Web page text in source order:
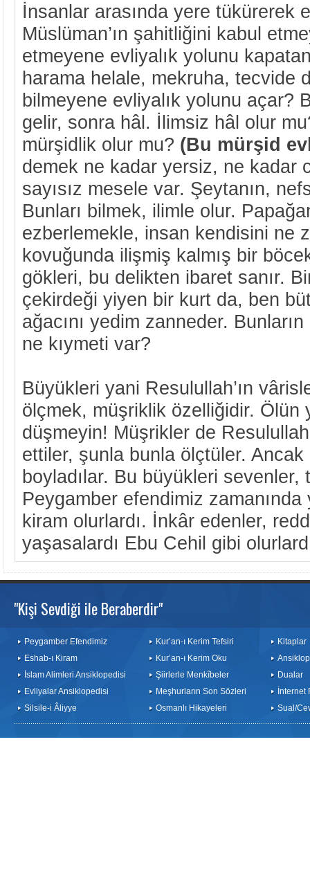
İnsanlar arasında yere tükürerek
Müslüman’ın şahitliğini kabul
etmeyene evliyalık yolunu
harama helale, mekruha, tecvide
bilmeyene evliyalık yolunu açar?
gelir, sonra hâl. İlimsiz hâl olur
mürşidlik olur mu? (Bu mürşid
demek ne kadar yersiz, ne kadar
sayısız mesele var. Şeytanın,
Bunları bilmek, ilimle olur.
ezberlemekle, insan kendisini ne
kovuğunda ilişmiş kalmış bir
gökleri, bu delikten ibaret sanır.
çekirdeği yiyen bir kurt da, ben
ağacını yedim zanneder.
ne kıymeti var?
Büyükleri yani Resulullah’ın
ölçmek, müşriklik özelliğidir. Ölün
düşmeyin! Müşrikler de
ettiler, şunla bunla ölçtüler.
boyladılar. Bu büyükleri sevenler,
Peygamber efendimiz zamanında
kiram olurlardı. İnkâr edenler,
yaşasalardı Ebu Cehil gibi
"Kişi Sevdiği ile Beraberdir"
Peygamber Efendimiz
Eshab-ı Kiram
İslam Alimleri Ansiklopedisi
Evliyalar Ansiklopedisi
Silsile-i Âliyye
Kur’an-ı Kerim Tefsiri
Kur’an-ı Kerim Oku
Şiirlerle Menkîbeler
Meşhurların Son Sözleri
Osmanlı Hikayeleri
Kitaplar
Dualar
İnternet
Sual/